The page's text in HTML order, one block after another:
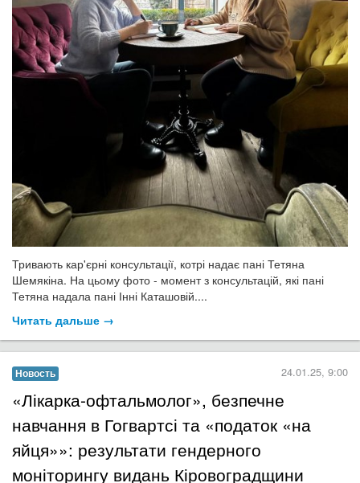
Тривають кар'єрні консультації, котрі надає пані Тетяна
Шемякіна. На цьому фото - момент з консультацій, які пані
Тетяна надала пані Інні Каташовій....
Читать дальше →
Новость 24.01.25, 9:00
​«Лікарка-офтальмолог», безпечне
навчання в Гогвартсі та «податок «на
яйця»»: результати гендерного
моніторингу видань Кіровоградщини